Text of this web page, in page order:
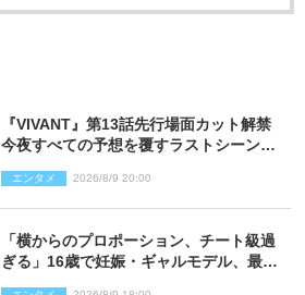
『VIVANT』第13話先行場面カット解禁
今夜すべての予想を覆すラストシーン
エンタメ 2026/8/9 20:00
「横からのプロポーション、チート級過
ぎる」16歳で妊娠・ギャルモデル、最新